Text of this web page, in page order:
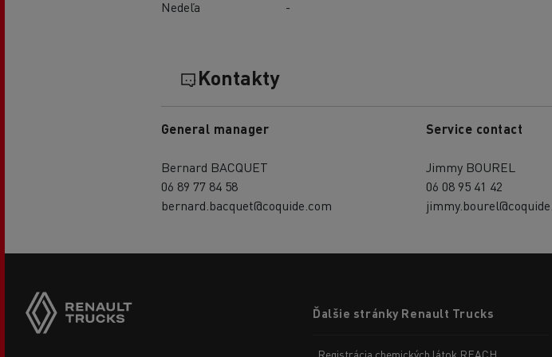
Nedeľa
-
Kontakty
General manager
Bernard BACQUET
06 89 77 84 58
bernard.bacquet@coquide.com
Service contact
Jimmy BOUREL
06 08 95 41 42
menuĎalšie stránky Renault Trucks
Registrácia chemických látok REACH